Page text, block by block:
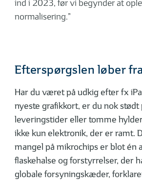
ind i 2023, før vi begynder at
normalisering.”
Efterspørgslen løber
Har du været på udkig efter fx
nyeste grafikkort, er du nok stødt
leveringstider eller tomme
ikke kun elektronik, der er ramt.
mangel på mikrochips er blot én
flaskehalse og forstyrrelser, der
globale forsyningskæder,